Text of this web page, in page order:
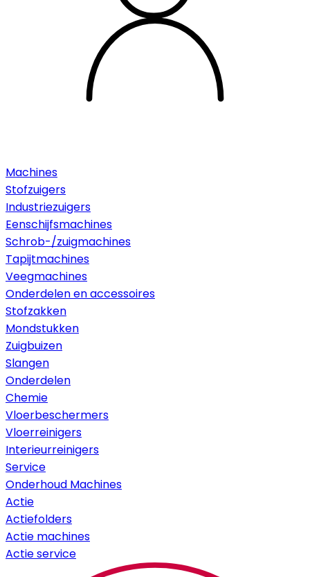
Machines
Stofzuigers
Industriezuigers
Eenschijfsmachines
Schrob-/zuigmachines
Tapijtmachines
Veegmachines
Onderdelen en accessoires
Stofzakken
Mondstukken
Zuigbuizen
Slangen
Onderdelen
Chemie
Vloerbeschermers
Vloerreinigers
Interieurreinigers
Service
Onderhoud Machines
Actie
Actiefolders
Actie machines
Actie service